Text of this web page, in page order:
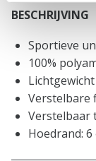
BESCHRIJVING
Sportieve
100%
Verstelbare
Verstelbaar
Hoedrand: 6